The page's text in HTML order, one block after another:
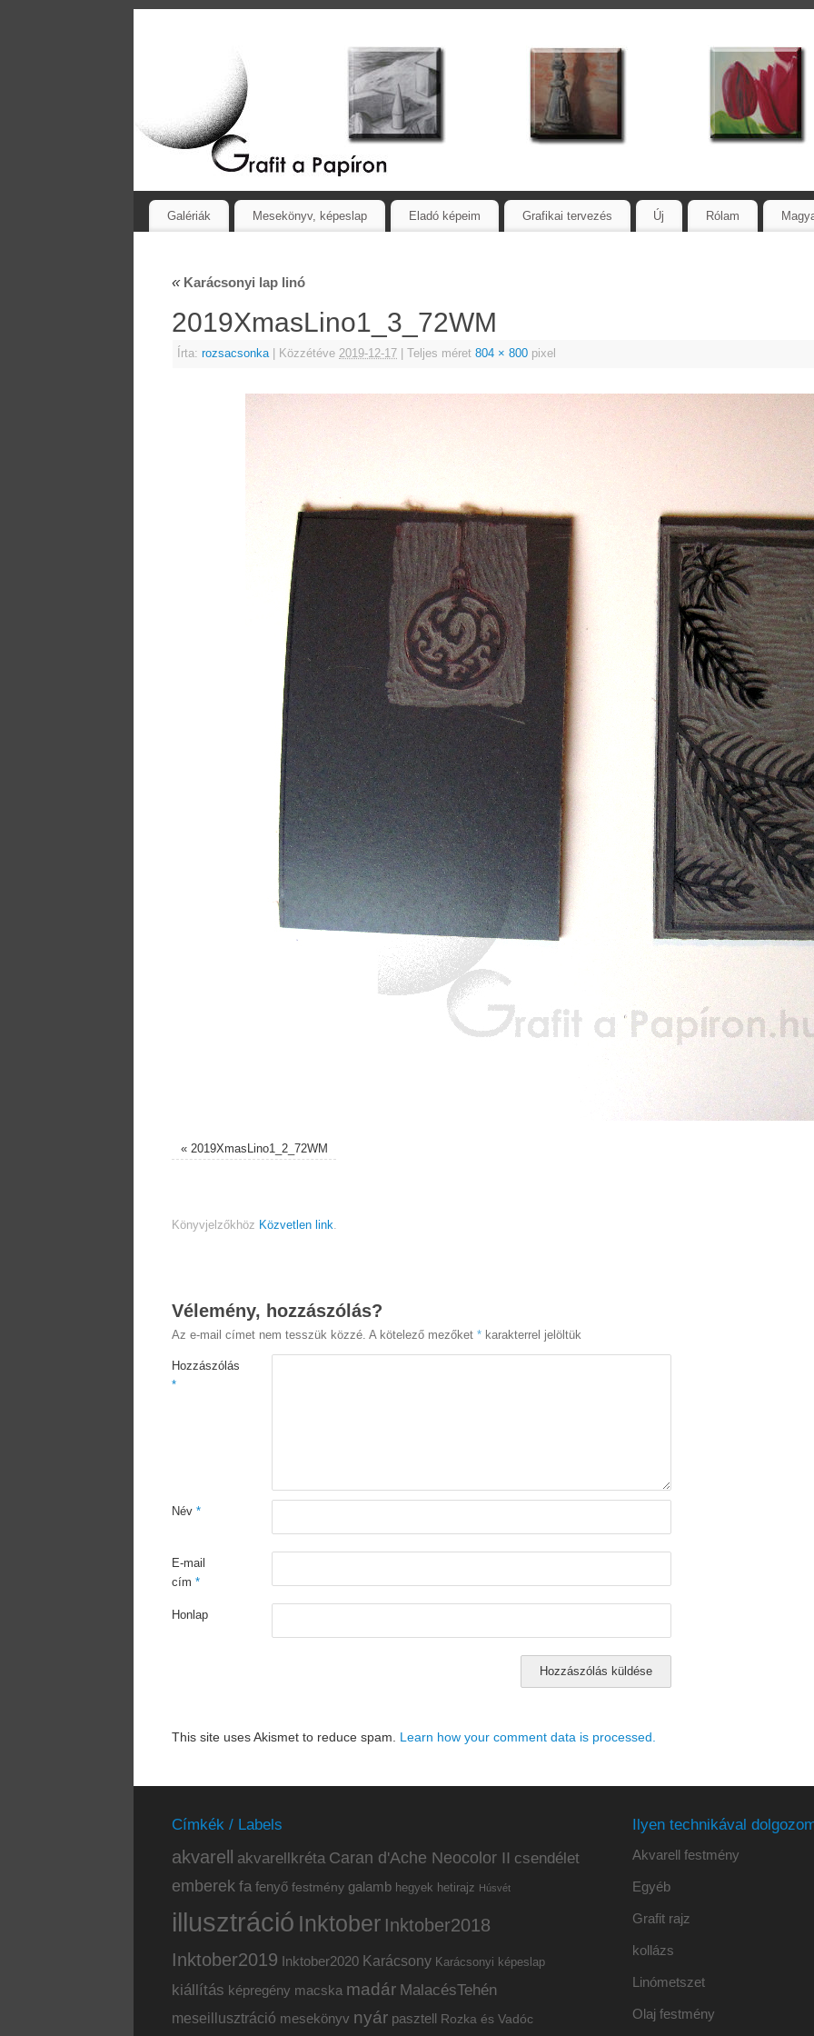
Galériák Mesekönyv, képeslap Eladó képeim Grafikai tervezés Új Rólam
«Karácsonyi lap linó
2019XmasLino1_3_72WM
Írta: rozsacsonka Közzétéve 2019-12-17 Teljes méret 804 × 800 pixel
« 2019XmasLino1_2_72WM
Könyvjelzőkhöz Közvetlen link.
Vélemény, hozzászólás?
Az e-mail címet nem tesszük közzé. A kötelező mezőket * karakterrel jelöltük
Hozzászólás
*
Név *
E-mail
cím *
Honlap
This site uses Akismet to reduce spam. Learn how your comment data is processed.
Címkék / Labels
akvarell akvarellkréta Caran d'Ache Neocolor II csendélet
emberek fa fenyő festmény galamb hegyek hetirajz Húsvét
illusztráció Inktober Inktober2018
Inktober2019 Inktober2020 Karácsony Karácsonyi képeslap
kiállítás képregény macska madár MalacésTehén
meseillusztráció mesekönyv nyár pasztell Rozka és Vadóc
Ilyen technikával
Akvarell festmény
Egyéb
Grafit rajz
kollázs
Linómetszet
Olaj festmény